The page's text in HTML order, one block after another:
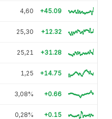
4,60 +45.09
25,30 +12.32
25,21 +31.28
1,25 +14.75
3,08% +0.66
0,28% +0.15